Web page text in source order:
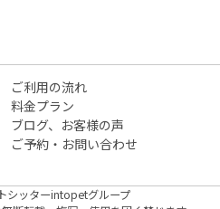
ご利用の流れ
料金プラン
ブログ、お客様の声
ご予約・お問い合わせ
シッターintopetグループ